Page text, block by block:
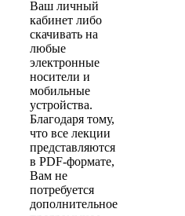
Ваш личный
кабинет либо
скачивать на
любые
электронные
носители и
мобильные
устройства.
Благодаря тому,
что все лекции
представляются
в PDF-формате,
Вам не
потребуется
дополнительное